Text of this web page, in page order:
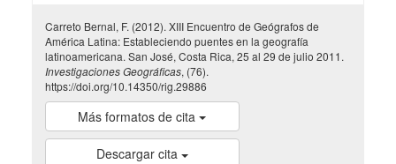
Carreto Bernal, F. (2012). XIII Encuentro de Geógrafos de
América Latina: Estableciendo puentes en la geografía
latinoamericana. San José, Costa Rica, 25 al 29 de julio 2011.
Investigaciones Geográficas, (76).
https://doi.org/10.14350/rig.29886
Más formatos de cita
Descargar cita